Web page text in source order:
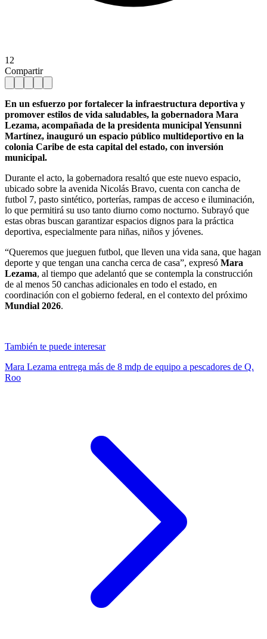
12
Compartir
En un esfuerzo por fortalecer la infraestructura deportiva y
promover estilos de vida saludables, la gobernadora Mara
Lezama, acompañada de la presidenta municipal Yensunni
Martínez, inauguró un espacio público multideportivo en la
colonia Caribe de esta capital del estado, con inversión
municipal.
Durante el acto, la gobernadora resaltó que este nuevo espacio,
ubicado sobre la avenida Nicolás Bravo, cuenta con cancha de
futbol 7, pasto sintético, porterías, rampas de acceso e iluminación,
lo que permitirá su uso tanto diurno como nocturno. Subrayó que
estas obras buscan garantizar espacios dignos para la práctica
deportiva, especialmente para niñas, niños y jóvenes.
“Queremos que jueguen futbol, que lleven una vida sana, que hagan
deporte y que tengan una cancha cerca de casa”, expresó Mara
Lezama, al tiempo que adelantó que se contempla la construcción
de al menos 50 canchas adicionales en todo el estado, en
coordinación con el gobierno federal, en el contexto del próximo
Mundial 2026.
También te puede interesar
Mara Lezama entrega más de 8 mdp de equipo a pescadores de Q.
Roo